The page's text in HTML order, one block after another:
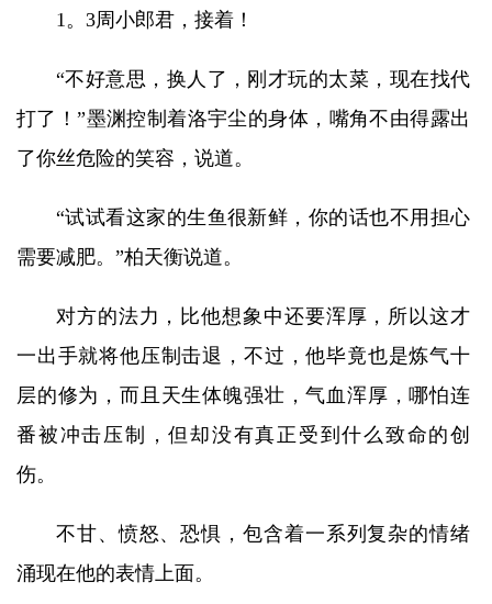
1。3周小郎君，接着！
“不好意思，换人了，刚才玩的太菜，现在找代
打了！”墨渊控制着洛宇尘的身体，嘴角不由得露出
了你丝危险的笑容，说道。
“试试看这家的生鱼很新鲜，你的话也不用担心
需要减肥。”柏天衡说道。
对方的法力，比他想象中还要浑厚，所以这才
一出手就将他压制击退，不过，他毕竟也是炼气十
层的修为，而且天生体魄强壮，气血浑厚，哪怕连
番被冲击压制，但却没有真正受到什么致命的创
伤。
不甘、愤怒、恐惧，包含着一系列复杂的情绪
涌现在他的表情上面。